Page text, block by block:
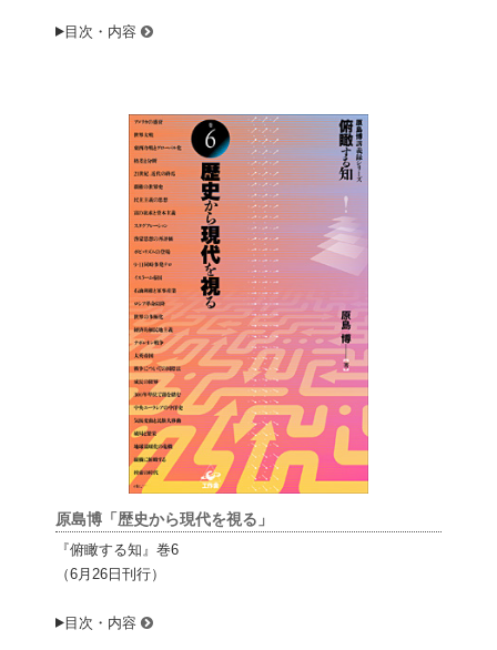
目次・内容
原島博「歴史から現代を視る」
『俯瞰する知』巻6
（6月26日刊行）
目次・内容